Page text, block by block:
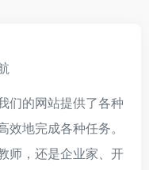
们的网站提供了各种
地完成各种任务。
师，还是企业家、开